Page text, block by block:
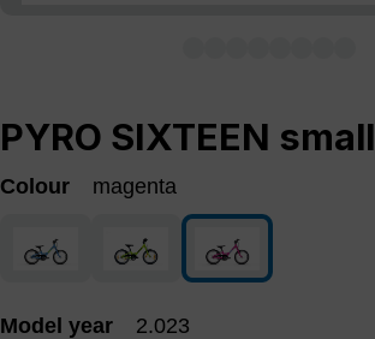
PYRO SIXTEEN small
Colour magenta
blue green magenta
Model year 2.023